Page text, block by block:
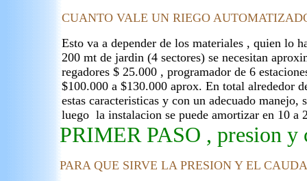
CUANTO VALE UN RIEGO
Esto va a depender de los materiales , quien lo
200 mt de jardin (4 sectores) se necesitan
regadores $ 25.000 , programador de 6
$100.000 a $130.000 aprox. En total alrededor
estas caracteristicas y con un adecuado
luego la instalacion se puede amortizar en 10 a
PRIMER PASO , presion y
PARA QUE SIRVE LA PRESION Y EL